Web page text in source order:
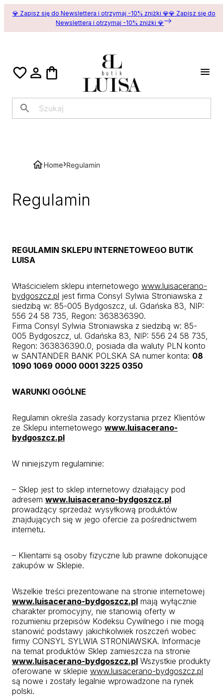
💎 Zapisz się do Newslettera i otrzymaj -10% zniżki 💎💎 Zapisz się do
Newslettera i otrzymaj -10% zniżki 💎
Home›Regulamin
Regulamin
REGULAMIN SKLEPU INTERNETOWEGO BUTIK
LUISA
Właścicielem sklepu internetowego www.luisacerano-
bydgoszcz.pl jest firma Consyl Sylwia Stroniawska z
siedzibą w: 85-005 Bydgoszcz, ul. Gdańska 83, NIP:
556 24 58 735, Regon: 363836390.
Firma Consyl Sylwia Stroniawska z siedzibą w: 85-
005 Bydgoszcz, ul. Gdańska 83, NIP: 556 24 58 735,
Regon: 363836390.0, posiada dla waluty PLN konto
w SANTANDER BANK POLSKA SA numer konta: 08
1090 1069 0000 0001 3225 0350
WARUNKI OGÓLNE
Regulamin określa zasady korzystania przez Klientów
ze Sklepu internetowego www.luisacerano-
bydgoszcz.pl
W niniejszym regulaminie:
– Sklep jest to sklep internetowy działający pod
adresem www.luisacerano-bydgoszcz.pl
prowadzący sprzedaż wysyłkową produktów
znajdujących się w jego ofercie za pośrednictwem
internetu.
– Klientami są osoby fizyczne lub prawne dokonujące
zakupów w Sklepie.
Wszelkie treści prezentowane na stronie internetowej
www.luisacerano-bydgoszcz.pl mają wyłącznie
charakter promocyjny, nie stanowią oferty w
rozumieniu przepisów Kodeksu Cywilnego i nie mogą
stanowić podstawy jakichkolwiek roszczeń wobec
firmy CONSYL SYLWIA STRONIAWSKA. Informacje
na temat produktów Sklep zamieszcza na stronie
www.luisacerano-bydgoszcz.pl Wszystkie produkty
oferowane w sklepie www.luisacerano-bydgoszcz.pl
są nowe i zostały legalnie wprowadzone na rynek
polski.